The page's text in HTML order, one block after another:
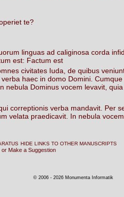
te?
linguas ad caliginosa corda
est: Factum est
civitates Iuda, de quibus
verba haec in domo Domini. Cumque
nebula Dominus vocem levavit, quia
correptionis verba mandavit. Per
velata praedicavit. In nebula vocem
HIDE LINKS TO OTHER MANUSCRIPTS
Make a Suggestion
© 2006 - 2026 Monumenta Informatik